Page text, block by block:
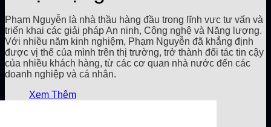
Phạm Nguyễn là nhà thầu hàng đầu trong lĩnh vực tư vấn và
triển khai các giải pháp An ninh, Công nghệ và Năng lượng.
Với nhiều năm kinh nghiệm, Phạm Nguyễn đã khẳng định
được vị thế của mình trên thị trường, trở thành đối tác tin cậy
của nhiều khách hàng, từ các cơ quan nhà nước đến các
doanh nghiệp và cá nhân.
Xem Thêm